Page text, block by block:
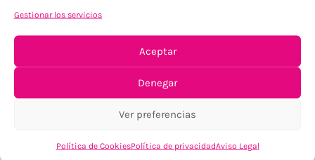
Gestionar los servicios
Aceptar
Denegar
Ver preferencias
Política de CookiesPolítica de privacidadAviso Legal
ENVÍOS ECONÓMICOS
Para Península, resto consultar